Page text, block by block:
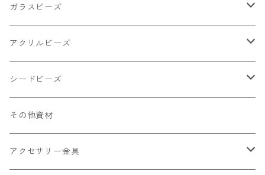
小物
カップ
リング イヤリング パーツ
チェーンパーツ
プラチャーム
食べ物系
キャンディ
ドーナツ
アニマル系
うさぎ
くま
スライス棒
フレーク カット済
シール付き
フルーツ系 野菜果物
ガラスビーズ
ミレフィオリ
ランプワーク
キャッツアイ
アクリルビーズ
丸玉6㎜ ラウンド
丸玉8㎜ ラウンド
カボチャ
シードビーズ
ミックス
2㎜
その他資材
アクセサリー金具